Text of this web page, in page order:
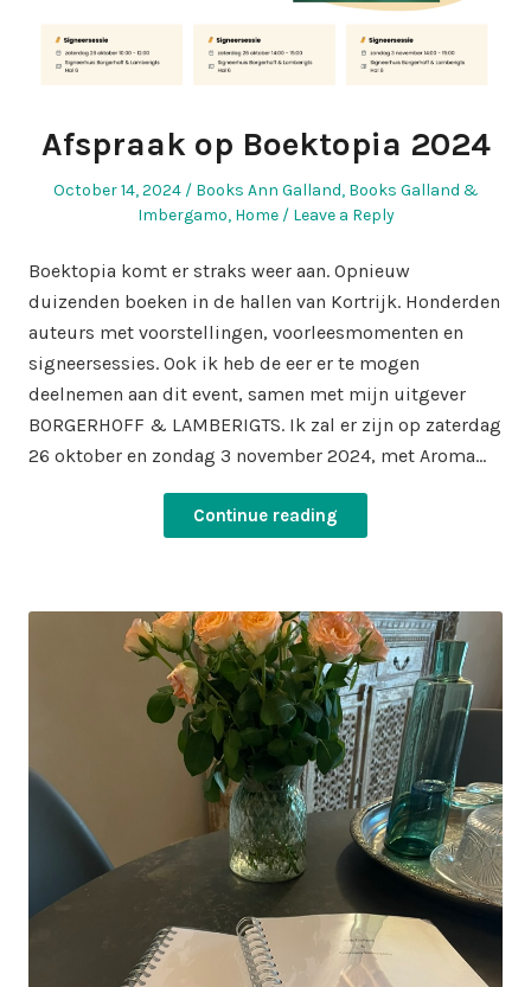
Afspraak op Boektopia 2024
Posted
October 14, 2024
Posted
in
Books Ann Galland, Books Galland &
Imbergamo, Home Leave a Reply
Boektopia komt er straks weer aan. Opnieuw
duizenden boeken in de hallen van Kortrijk. Honderden
auteurs met voorstellingen, voorleesmomenten en
signeersessies. Ook ik heb de eer er te mogen
deelnemen aan dit event, samen met mijn uitgever
BORGERHOFF & LAMBERIGTS. Ik zal er zijn op zaterdag
26 oktober en zondag 3 november 2024, met Aroma…
Continue reading